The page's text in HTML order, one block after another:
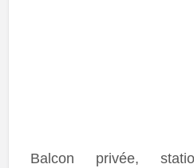
Balcon privée,